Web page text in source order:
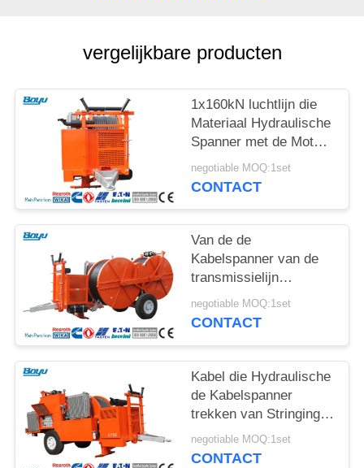
vergelijkbare producten
1x160kN luchtlijn die
Materiaal Hydraulische
Spanner met de Motor
van het
Waterkoelingssysteem
negotiable MOQ:1set
CONTACT
Van de de
Kabelspanner van de
transmissielijn
Hydraulische de
Spanningsmachine
negotiable MOQ:1set
CONTACT
Kabel die Hydraulische
de Kabelspanner
trekken van Stringing
Equipment Hydraulic
van de Spannerleider
negotiable MOQ:1set
CONTACT